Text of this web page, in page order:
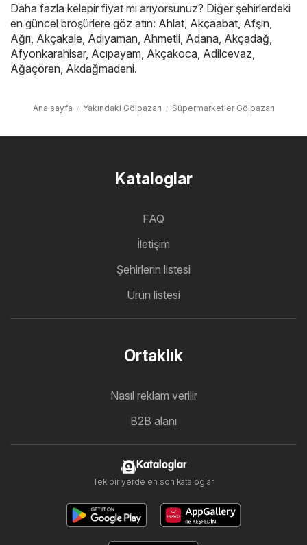
Daha fazla kelepir fiyat mı arıyorsunuz? Diğer şehirlerdeki
en güncel broşürlere göz atın: Ahlat, Akçaabat, Afşin,
Ağrı, Akçakale, Adıyaman, Ahmetli, Adana, Akçadağ,
Afyonkarahisar, Acıpayam, Akçakoca, Adilcevaz,
Ağaçören, Akdağmadeni.
Ana sayfa Yakındaki Gölpazarı Süpermarketler Gölpazarı
Kataloglar
FAQ
İletişim
Şehirlerin listesi
Ürün listesi
Ortaklık
Nasıl reklam verilir
B2B alanı
Kataloglar
Tek bir yerde en son kataloglar